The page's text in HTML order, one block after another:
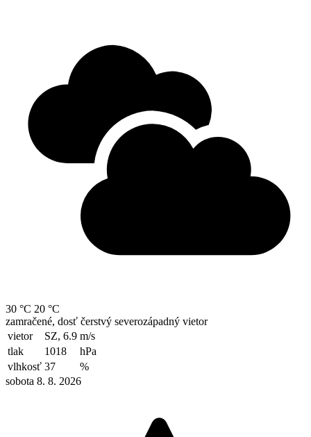
30 °C 20 °C
zamračené, dosť čerstvý severozápadný vietor
vietor
SZ, 6.9 m/s
tlak
1018
hPa
vlhkosť 37
%
sobota 8. 8. 2026